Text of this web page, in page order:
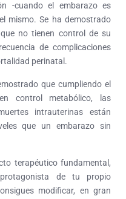
-cuando el embarazo es
mismo. Se ha demostrado
no tienen control de su
de complicaciones
perinatal.
que cumpliendo el
control metabólico, las
intrauterinas están
que un embarazo sin
terapéutico fundamental,
de tu propio
modificar, en gran